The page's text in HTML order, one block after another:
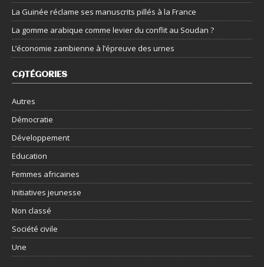
La Guinée réclame ses manuscrits pillés à la France
La gomme arabique comme levier du conflit au Soudan ?
L’économie zambienne à l’épreuve des urnes
CATÉGORIES
Autres
Démocratie
Développement
Education
Femmes africaines
Initiatives jeunesse
Non classé
Société civile
Une